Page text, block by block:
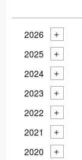
2026
2025
2024
2023
2022
2021
2020